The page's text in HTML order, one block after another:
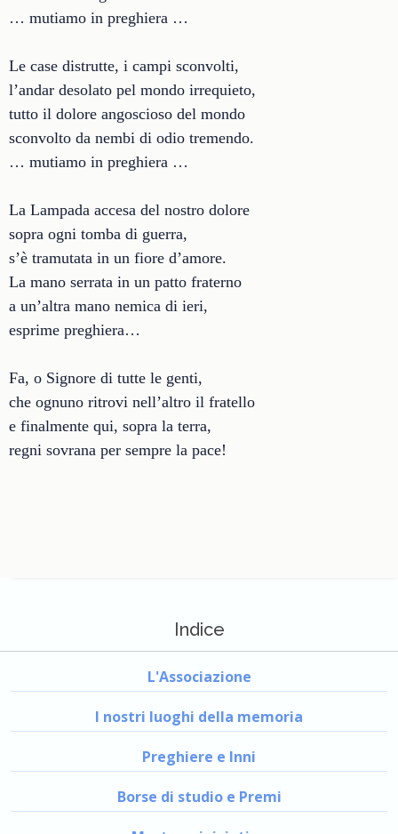
… mutiamo in preghiera …
Le case distrutte, i campi sconvolti,
l’andar desolato pel mondo irrequieto,
tutto il dolore angoscioso del mondo
sconvolto da nembi di odio tremendo.
… mutiamo in preghiera …
La Lampada accesa del nostro dolore
sopra ogni tomba di guerra,
s’è tramutata in un fiore d’amore.
La mano serrata in un patto fraterno
a un’altra mano nemica di ieri,
esprime preghiera…
Fa, o Signore di tutte le genti,
che ognuno ritrovi nell’altro il fratello
e finalmente qui, sopra la terra,
regni sovrana per sempre la pace!
Indice
L'Associazione
I nostri luoghi della memoria
Preghiere e Inni
Borse di studio e Premi